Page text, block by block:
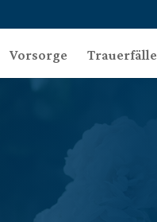
Vorsorge Trauerfälle